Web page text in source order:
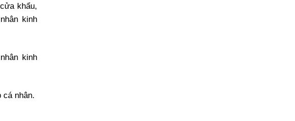
khẩu,
kinh
kinh
cá nhân.